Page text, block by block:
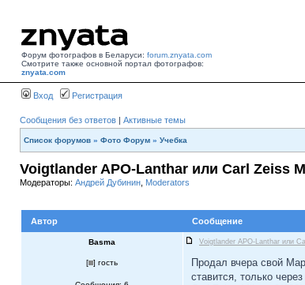
Форум фотографов в Беларуси: forum.znyata.com
Смотрите также основной портал фотографов:
znyata.com
Вход Регистрация
Сообщения без ответов | Активные темы
Список форумов » Фото Форум » Учебка
Voigtlander APO-Lanthar или Carl Zeiss
Модераторы: Андрей Дубинин Moderators
Автор
Сообщение
Basma Voigtlander APO-Lanthar или
[ ] гость
Продал вчера свой
ставится, только